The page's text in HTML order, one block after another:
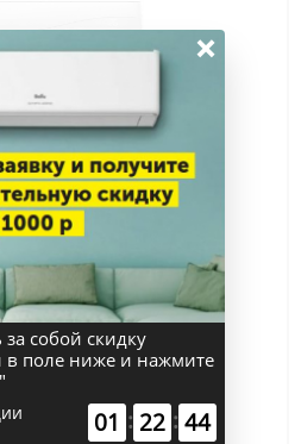
SAU24L4-A-WS40
70 м2
×
собой скидку
в поле ниже и нажмите
01 : 22 : 43